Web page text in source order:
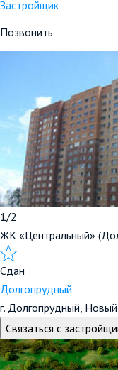
Застройщик
Позвонить
1/2
ЖК «Центральный»
Сдан
Долгопрудный
г. Долгопрудный,
Связаться с